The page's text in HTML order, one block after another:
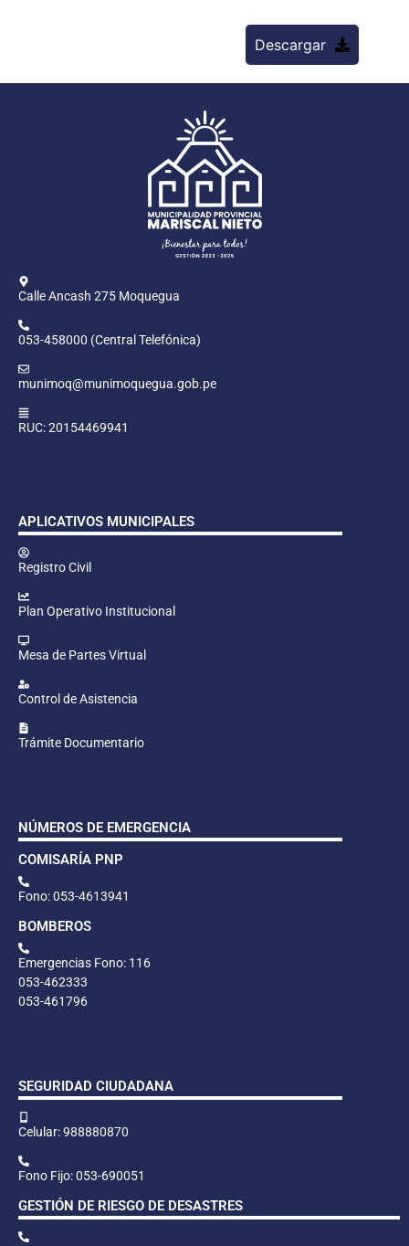
Descargar
Calle Ancash 275 Moquegua
053-458000 (Central Telefónica)
munimoq@munimoquegua.gob.pe
RUC: 20154469941
APLICATIVOS MUNICIPALES
Registro Civil
Plan Operativo Institucional
Mesa de Partes Virtual
Control de Asistencia
Trámite Documentario
NÚMEROS DE EMERGENCIA
COMISARÍA PNP
Fono: 053-4613941
BOMBEROS
Emergencias Fono: 116
053-462333
053-461796
SEGURIDAD CIUDADANA
Celular: 988880870
Fono Fijo: 053-690051
GESTIÓN DE RIESGO DE DESASTRES